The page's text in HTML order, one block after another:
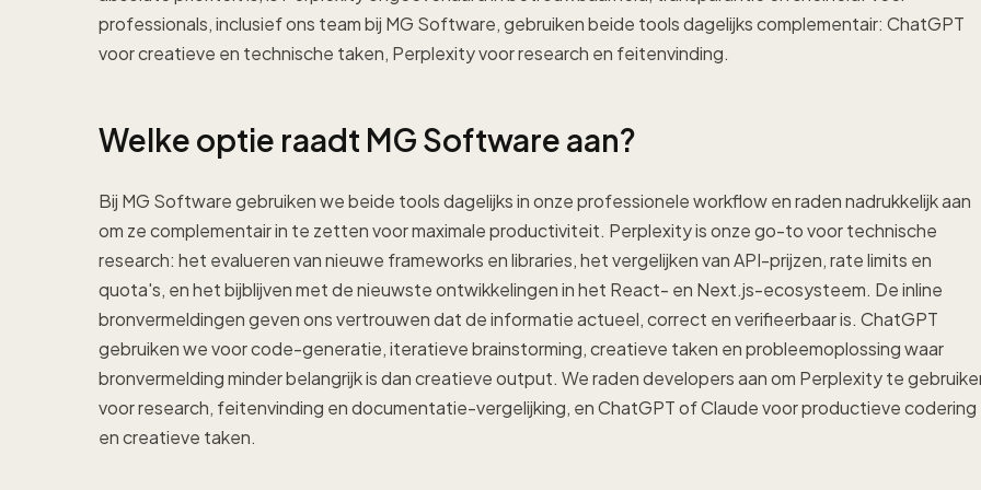
professionals, inclusief ons team bij MG Software, gebruiken beide tools dagelijks complementair: ChatGPT
voor creatieve en technische taken, Perplexity voor research en feitenvinding.
Welke optie raadt MG Software aan?
Bij MG Software gebruiken we beide tools dagelijks in onze professionele workflow en raden nadrukkelijk aan
om ze complementair in te zetten voor maximale productiviteit. Perplexity is onze go-to voor technische
research: het evalueren van nieuwe frameworks en libraries, het vergelijken van API-prijzen, rate limits en
quota's, en het bijblijven met de nieuwste ontwikkelingen in het React- en Next.js-ecosysteem. De inline
bronvermeldingen geven ons vertrouwen dat de informatie actueel, correct en verifieerbaar is. ChatGPT
gebruiken we voor code-generatie, iteratieve brainstorming, creatieve taken en probleemoplossing waar
bronvermelding minder belangrijk is dan creatieve output. We raden developers aan om Perplexity te
voor research, feitenvinding en documentatie-vergelijking, en ChatGPT of Claude voor productieve codering
en creatieve taken.